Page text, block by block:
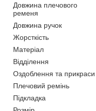
Довжина плечового
ременя
Довжина ручок
Жорсткість
Матеріал
Відділення
Оздоблення та прикраси
Плечовий ремінь
Підкладка